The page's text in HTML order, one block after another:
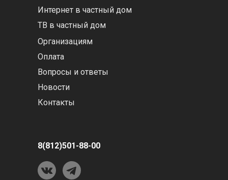
Интернет в частный дом
ТВ в частный дом
Организациям
Оплата
Вопросы и ответы
Новости
Контакты
8(812)501-88-00